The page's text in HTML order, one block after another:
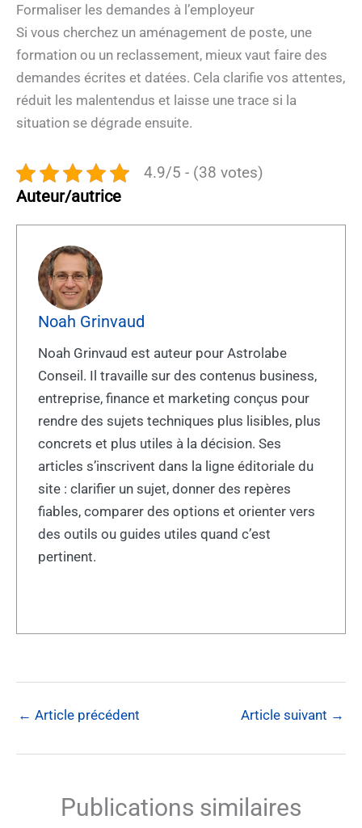
Formaliser les demandes à l’employeur
Si vous cherchez un aménagement de poste, une
formation ou un reclassement, mieux vaut faire des
demandes écrites et datées. Cela clarifie vos attentes,
réduit les malentendus et laisse une trace si la
situation se dégrade ensuite.
4.9/5 - (38 votes)
Auteur/autrice
Noah Grinvaud
Noah Grinvaud est auteur pour Astrolabe
Conseil. Il travaille sur des contenus business,
entreprise, finance et marketing conçus pour
rendre des sujets techniques plus lisibles, plus
concrets et plus utiles à la décision. Ses
articles s’inscrivent dans la ligne éditoriale du
site : clarifier un sujet, donner des repères
fiables, comparer des options et orienter vers
des outils ou guides utiles quand c’est
pertinent.
← Article précédent Article suivant →
Publications similaires